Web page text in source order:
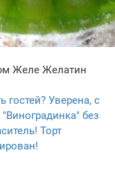
Желе Желатин
гостей? Уверена, с
без
Торт